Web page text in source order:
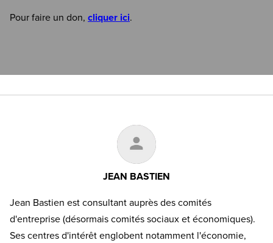
Pour faire un don, cliquer ici.
JEAN BASTIEN
Jean Bastien est consultant auprès des comités
d'entreprise (désormais comités sociaux et économiques).
Ses centres d'intérêt englobent notamment l'économie,